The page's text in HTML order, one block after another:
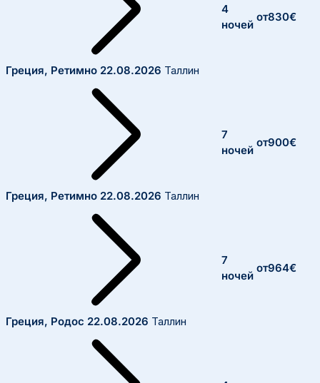
Греция, Ретимно 22.08.2026 Таллин
4
ночей
от830€
Греция, Ретимно 22.08.2026 Таллин
7
ночей
от900€
Греция, Родос 22.08.2026 Таллин
7
ночей
от964€